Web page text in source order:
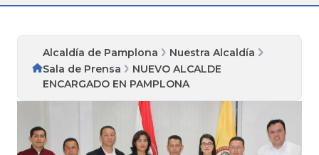
Alcaldía de Pamplona
Nuestra Alcaldía
Sala de Prensa
NUEVO ALCALDE
ENCARGADO EN PAMPLONA